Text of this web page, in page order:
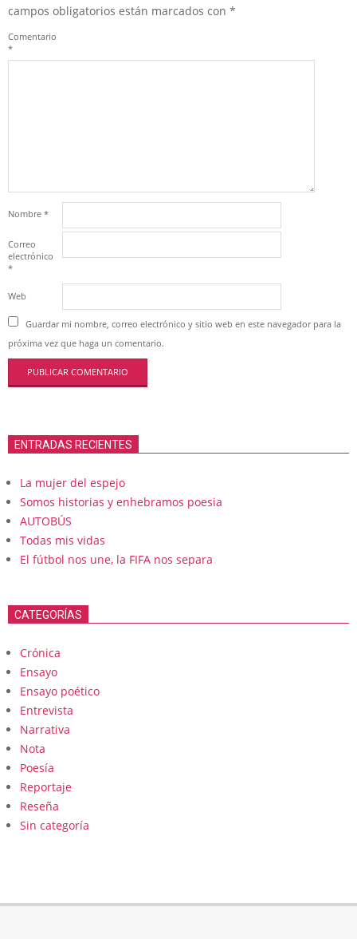
campos obligatorios están marcados con *
Comentario
*
Nombre *
Correo
electrónico
*
Web
Guardar mi nombre, correo electrónico y sitio web en este navegador para la
próxima vez que haga un comentario.
ENTRADAS RECIENTES
La mujer del espejo
Somos historias y enhebramos poesia
AUTOBÚS
Todas mis vidas
El fútbol nos une, la FIFA nos separa
CATEGORÍAS
Crónica
Ensayo
Ensayo poético
Entrevista
Narrativa
Nota
Poesía
Reportaje
Reseña
Sin categoría